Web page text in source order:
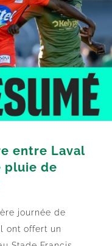
entre Laval
pluie de
journée de
ont offert un